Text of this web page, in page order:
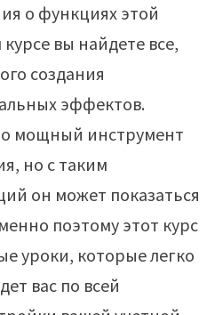
о функциях этой
вы найдете все,
создания
эффектов.
мощный инструмент
но с таким
он может показаться
поэтому этот курс
уроки, которые легко
вас по всей